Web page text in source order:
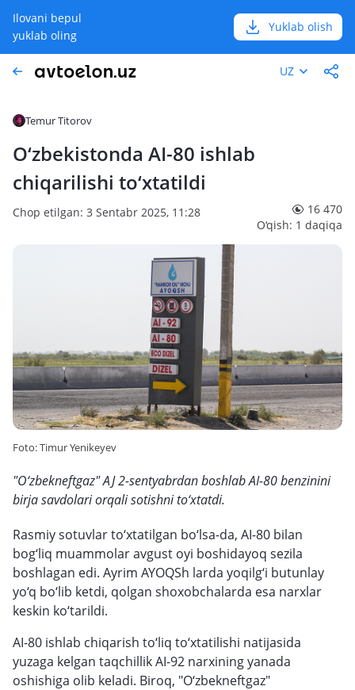
Ilovani bepul
yuklab oling
Yuklab olish
UZ
Temur Titorov
O‘zbekistonda AI-80 ishlab
chiqarilishi to‘xtatildi
Chop etilgan: 3 Sentabr 2025, 11:28
16 470
O‘qish: 1 daqiqa
Foto: Timur Yenikeyev
"O‘zbekneftgaz" AJ 2-sentyabrdan boshlab AI-80 benzinini
birja savdolari orqali sotishni to‘xtatdi.
Rasmiy sotuvlar to‘xtatilgan bo‘lsa-da, AI-80 bilan
bog‘liq muammolar avgust oyi boshidayoq sezila
boshlagan edi. Ayrim AYOQSh larda yoqilg‘i butunlay
yo‘q bo‘lib ketdi, qolgan shoxobchalarda esa narxlar
keskin ko‘tarildi.
AI-80 ishlab chiqarish to‘liq to‘xtatilishi natijasida
yuzaga kelgan taqchillik AI-92 narxining yanada
oshishiga olib keladi. Biroq, "O‘zbekneftgaz"